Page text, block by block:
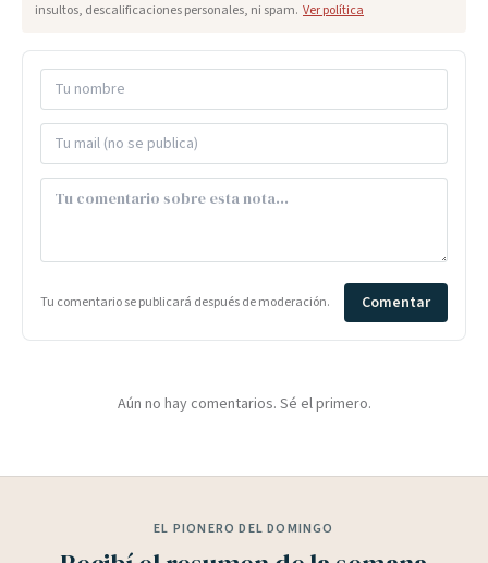
insultos, descalificaciones personales, ni spam. Ver política
Tu comentario se publicará después de moderación. Comentar
Aún no hay comentarios. Sé el primero.
EL PIONERO DEL DOMINGO